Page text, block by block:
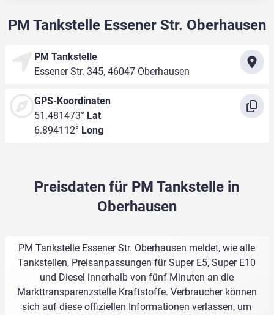
PM Tankstelle Essener Str. Oberhausen
PM Tankstelle
Essener Str. 345, 46047 Oberhausen
GPS-Koordinaten
51.481473° Lat
6.894112° Long
Preisdaten für PM Tankstelle in
Oberhausen
PM Tankstelle Essener Str. Oberhausen meldet, wie alle
Tankstellen, Preisanpassungen für Super E5, Super E10
und Diesel innerhalb von fünf Minuten an die
Markttransparenzstelle Kraftstoffe. Verbraucher können
sich auf diese offiziellen Informationen verlassen, um